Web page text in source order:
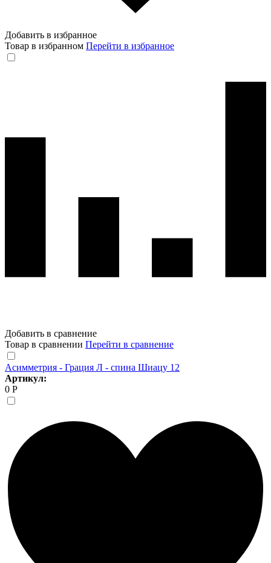
Добавить в избранное
Товар в избранном Перейти в избранное
Добавить в сравнение
Товар в сравнении Перейти в сравнение
Асимметрия - Грация Л - спина Шиацу 12
Артикул:
0 Р